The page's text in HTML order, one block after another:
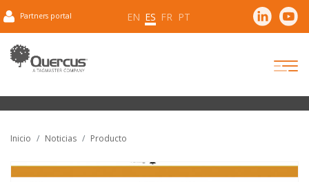
Partners portal EN ES FR PT
Inicio Noticias Producto